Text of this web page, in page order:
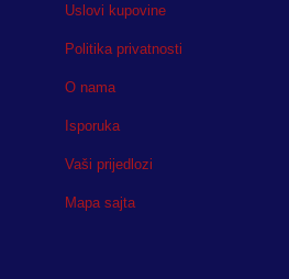
Uslovi kupovine
Politika privatnosti
O nama
Isporuka
Vaši prijedlozi
Mapa sajta